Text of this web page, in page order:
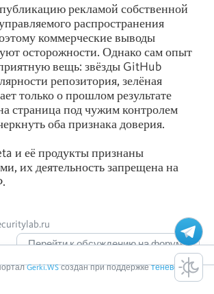
рекламой собственной
распространения
коммерческие выводы
осторожности. Однако сам опыт
вещь: звёзды GitHub
репозитория, зелёная
только о прошлом результате
страница под чужим контролем
оба признака доверия.
и её продукты признаны
их деятельность запрещена на
Перейти к обсуждению на форуме
Gerki.WSсоздан при поддержкетеневого